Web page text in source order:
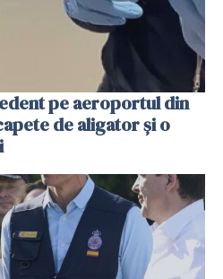
pe aeroportul din
de aligator și o